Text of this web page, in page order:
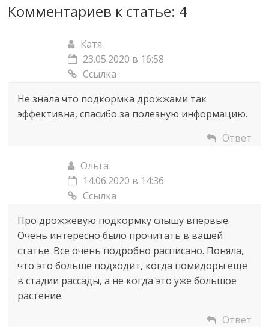
Комментариев к статье: 4
Катя
23.05.2020 в 16:58
Ссылка
Не знала что подкормка дрожжами так
эффективна, спасибо за полезную информацию.
Ответ
Ольга
14.06.2020 в 14:36
Ссылка
Про дрожжевую подкормку слышу впервые.
Очень интересно было прочитать в вашей
статье. Все очень подробно расписано. Поняла,
что это больше подходит, когда помидоры еще
в стадии рассады, а не когда это уже большое
растение.
Ответ